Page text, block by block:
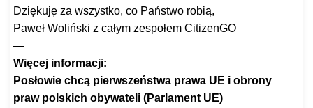
Dziękuję za wszystko, co Państwo robią,
Paweł Woliński z całym zespołem CitizenGO
—
Więcej informacji:
Posłowie chcą pierwszeństwa prawa UE i obrony
praw polskich obywateli (Parlament UE)